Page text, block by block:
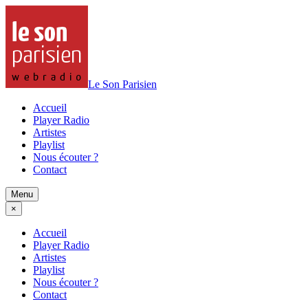
Le Son Parisien
Accueil
Player Radio
Artistes
Playlist
Nous écouter ?
Contact
Menu
×
Accueil
Player Radio
Artistes
Playlist
Nous écouter ?
Contact